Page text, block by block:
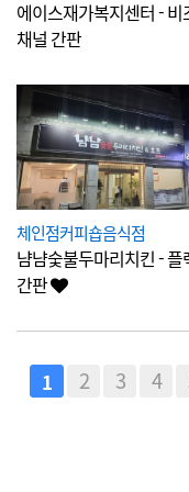
에이스재가복지센터 - 비
채널 간판
체인점커피숍음식점
냠냠숯불두마리치킨 - 플
간판
1 2 3 4